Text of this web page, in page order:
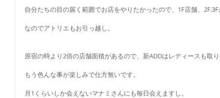
自分たちの目の届く範囲でお店をやりたかったので、1F店舗、
なのでアトリエもお引っ越し。
原宿の時より2倍の店舗面積があるので、新ADDはレディースも取
もう色んな事が楽しみで仕方無いです。
月1くらいしか会えないマナミさんにも毎日会えますし。